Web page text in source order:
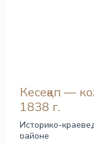
Кесеқап —
1838 г.
Историко-
районе